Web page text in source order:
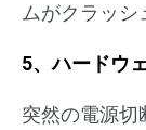
ムがクラッシ
5、ハードウ
突然の電源切